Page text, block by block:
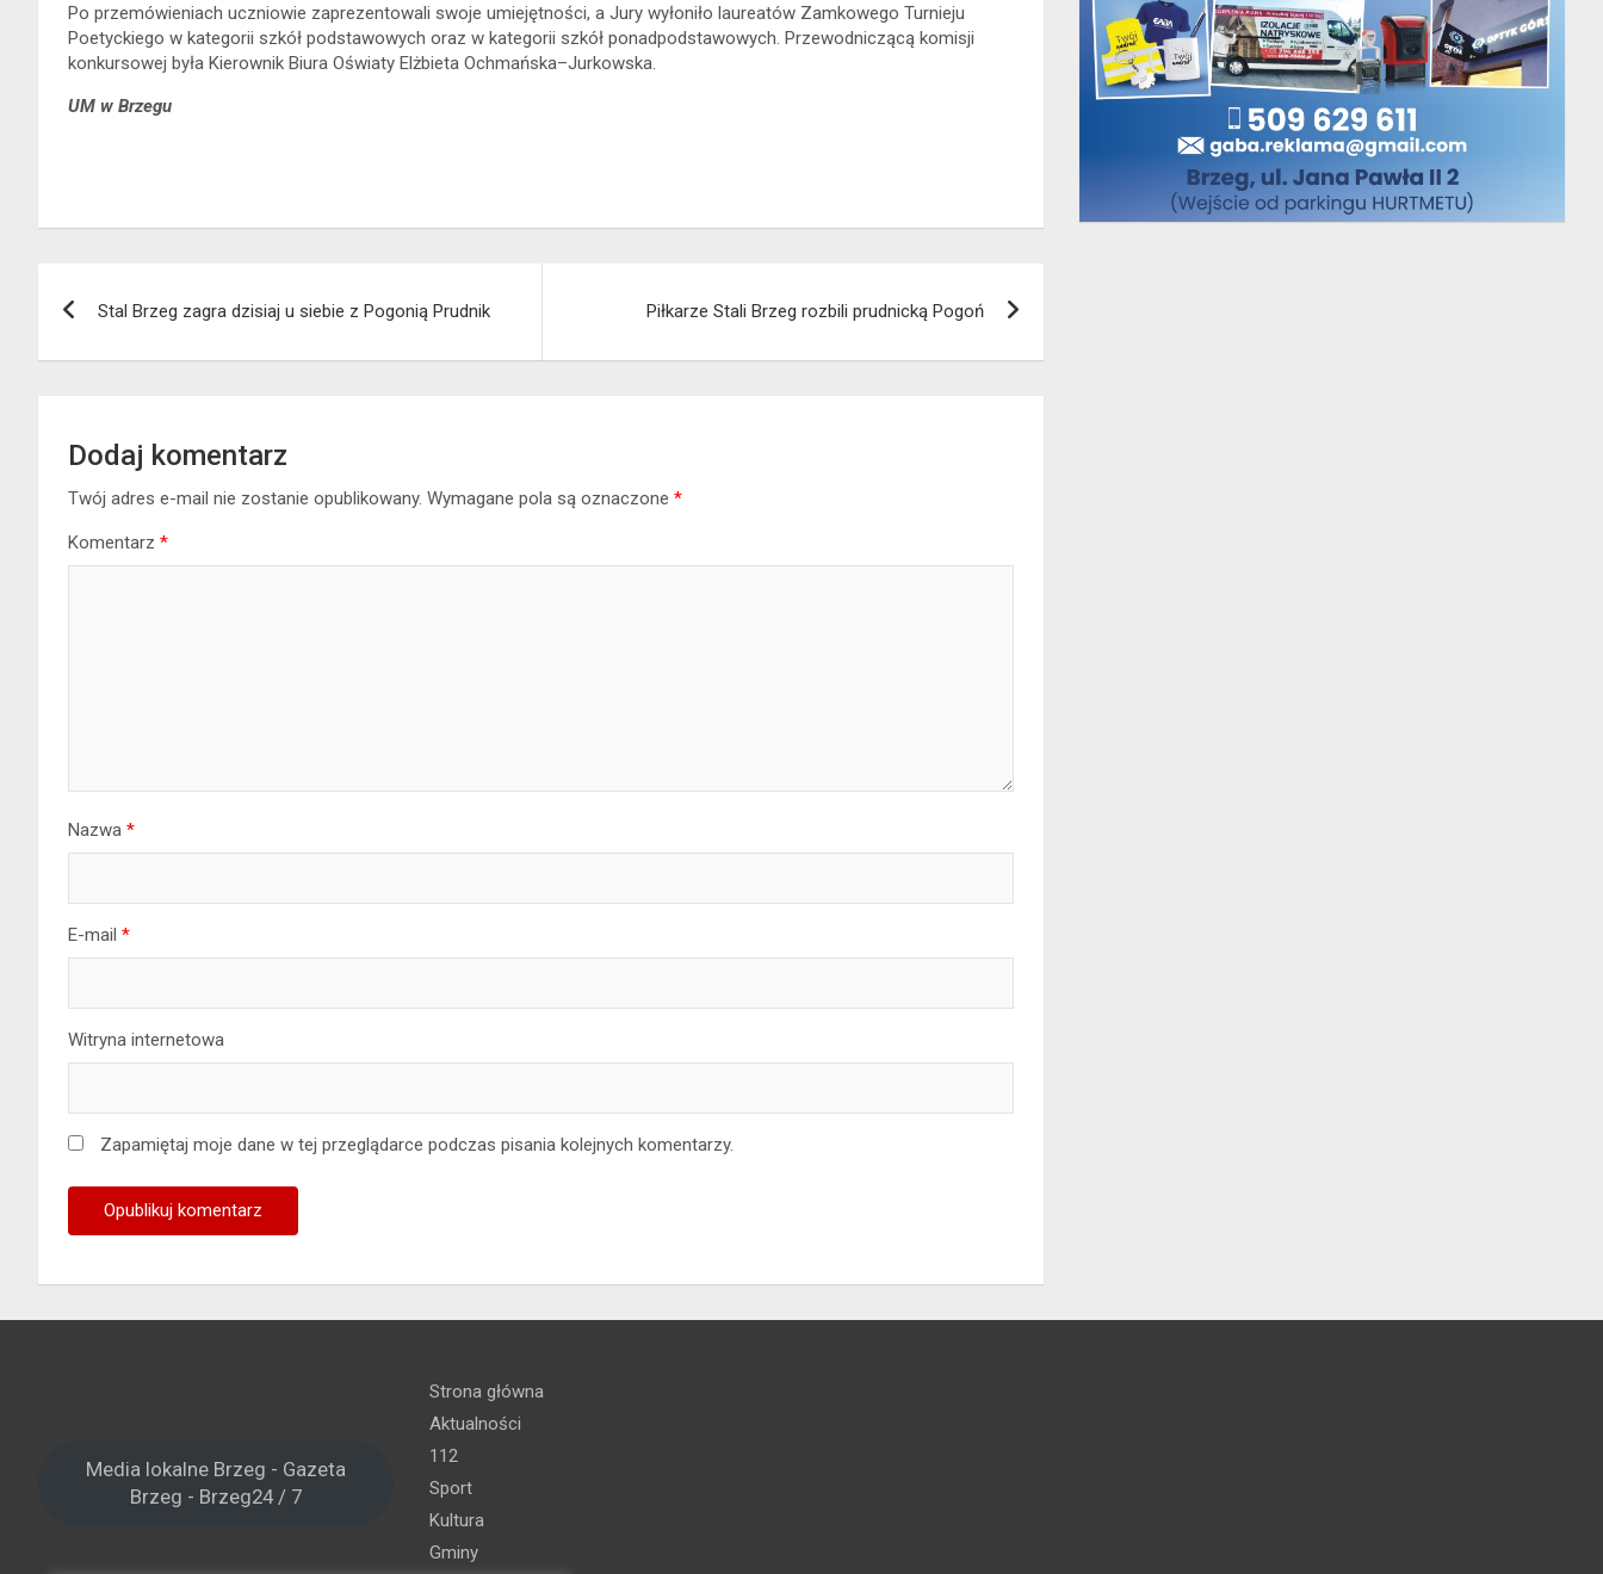
Po przemówieniach uczniowie zaprezentowali swoje umiejętności, a Jury wyłoniło laureatów Zamkowego Turnieju
Poetyckiego w kategorii szkół podstawowych oraz w kategorii szkół ponadpodstawowych. Przewodniczącą komisji
konkursowej była Kierownik Biura Oświaty Elżbieta Ochmańska–Jurkowska.
UM w Brzegu
Stal Brzeg zagra dzisiaj u siebie z Pogonią Prudnik Piłkarze Stali Brzeg rozbili prudnicką Pogoń
Dodaj komentarz
Twój adres e-mail nie zostanie opublikowany. Wymagane pola są oznaczone *
Komentarz *
Nazwa *
E-mail *
Witryna internetowa
Zapamiętaj moje dane w tej przeglądarce podczas pisania kolejnych komentarzy.
Media lokalne Brzeg - Gazeta
Brzeg - Brzeg24 / 7
Strona główna
Aktualności
112
Sport
Kultura
Gminy